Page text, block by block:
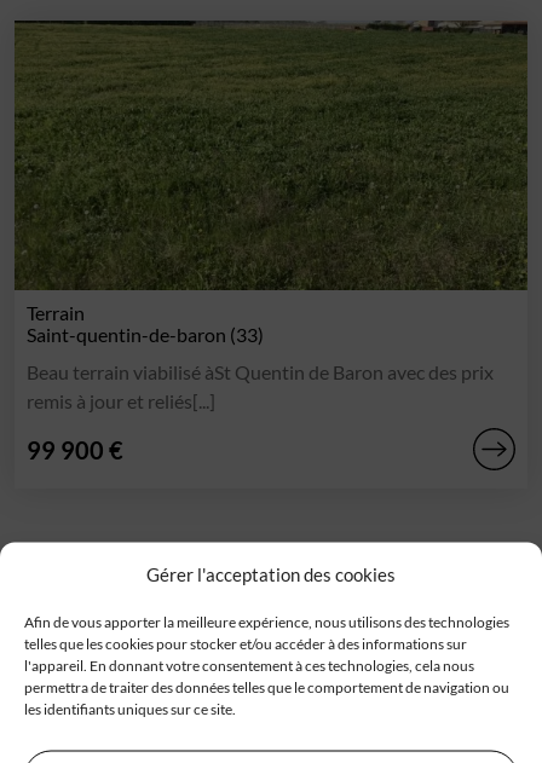
Gérer l'acceptation des cookies
Afin de vous apporter la meilleure expérience, nous utilisons des technologies
telles que les cookies pour stocker et/ou accéder à des informations sur
l'appareil. En donnant votre consentement à ces technologies, cela nous
permettra de traiter des données telles que le comportement de navigation ou
les identifiants uniques sur ce site.
Terrain
Saint-quentin-de-baron (33)
Beau terrain viabilisé àSt Quentin de Baron avec des prix
remis à jour et reliés[...]
99 900 €
Trouver un terrain constructible
Chaque projet de construction de maison démarre par la
recherche d’unterrain à bâtir. Trouver le terrain idéal,